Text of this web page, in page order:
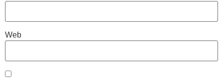
Web